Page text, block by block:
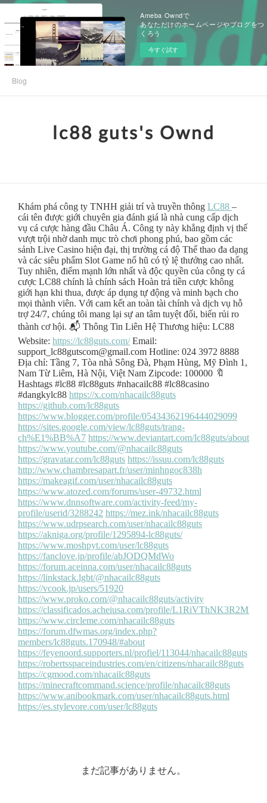
Ameba Owndで
あなただけのホームページやブログをつ
くろう
今すぐ試す
Blog
lc88 guts's Ownd
まだ記事がありません。